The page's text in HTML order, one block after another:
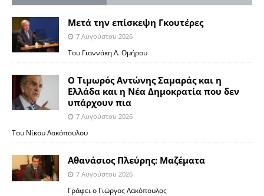
Μετά την επίσκεψη Γκουτέρες
7 Αυγούστου 2026
Του Γιαννάκη Λ. Ομήρου
Ο Τιμωρός Αντώνης Σαμαράς και η
Ελλάδα και η Νέα Δημοκρατία που δεν
υπάρχουν πια
7 Αυγούστου 2026
Του Νίκου Λακόπουλου
Αθανάσιος Πλεύρης: Μαζέματα
7 Αυγούστου 2026
Γράφει ο Γιώργος Λακόπουλος